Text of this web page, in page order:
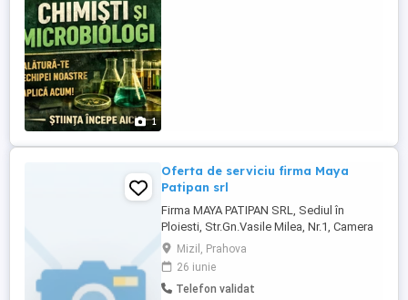
1
Oferta de serviciu firma Maya
Patipan srl
Firma MAYA PATIPAN SRL, Sediul în
Ploiesti, Str.Gn.Vasile Milea, Nr.1, Camera
simbol 5, Bl.A7, Sc.A, Et.4, județul Prahova,
J2 , CUI 44315116, Tel. , E-mail ,
angajeaza: Brutar, COR 751201. Selectia va
avea loc la sediu in data de 30.06.2026,
Mizil, Prahova
26 iunie
Telefon validat